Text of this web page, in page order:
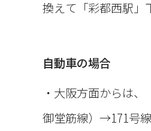
れた情報で
本ポリシー
き当診療所
換えて「彩都西駅」
自動車の場合
・大阪方面からは
御堂筋線）→171号